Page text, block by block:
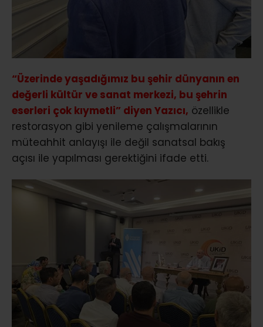
“Üzerinde yaşadığımız bu şehir dünyanın en
değerli kültür ve sanat merkezi, bu şehrin
eserleri çok kıymetli” diyen Yazıcı, özellikle
restorasyon gibi yenileme çalışmalarının
müteahhit anlayışı ile değil sanatsal bakış
açısı ile yapılması gerektiğini ifade etti.